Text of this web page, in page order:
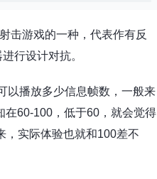
射击游戏的一种，代表作有反
行设计对抗。
以播放多少信息帧数，一般来
在60-100，低于60，就会觉得
，实际体验也就和100差不